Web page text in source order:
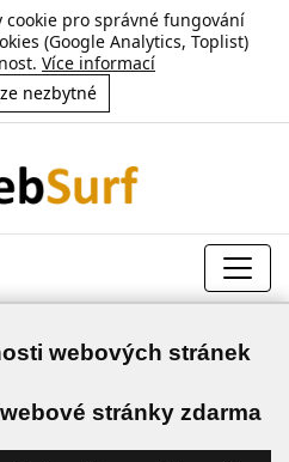
cookie pro správné fungování
(Google Analytics, Toplist)
Více informací
nezbytné
webových stránek
stránky zdarma